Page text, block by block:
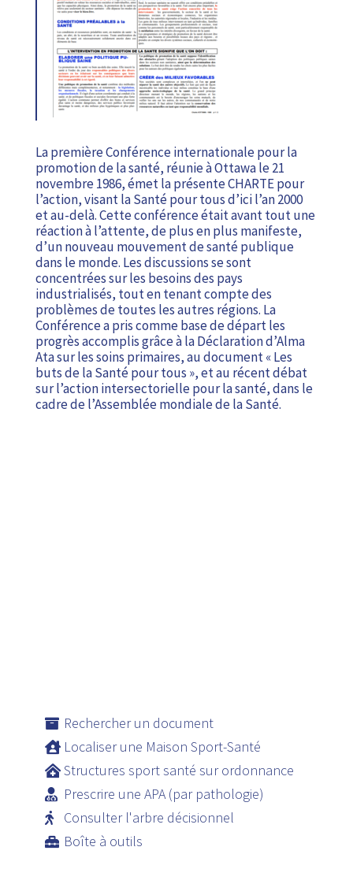
La première Conférence internationale pour la
promotion de la santé, réunie à Ottawa le 21
novembre 1986, émet la présente CHARTE pour
l’action, visant la Santé pour tous d’ici l’an 2000
et au-delà. Cette conférence était avant tout une
réaction à l’attente, de plus en plus manifeste,
d’un nouveau mouvement de santé publique
dans le monde. Les discussions se sont
concentrées sur les besoins des pays
industrialisés, tout en tenant compte des
problèmes de toutes les autres régions. La
Conférence a pris comme base de départ les
progrès accomplis grâce à la Déclaration d’Alma
Ata sur les soins primaires, au document « Les
buts de la Santé pour tous », et au récent débat
sur l’action intersectorielle pour la santé, dans le
cadre de l’Assemblée mondiale de la Santé.
Rechercher un document
Localiser une Maison Sport-Santé
Structures sport santé sur ordonnance
Prescrire une APA (par pathologie)
Consulter l'arbre décisionnel
Boîte à outils